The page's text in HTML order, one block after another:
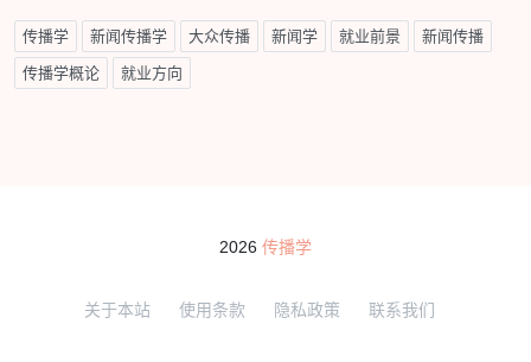
传播学 新闻传播学 大众传播 新闻学 就业前景 新闻传播
传播学概论 就业方向
2026 传播学
关于本站 使用条款 隐私政策 联系我们